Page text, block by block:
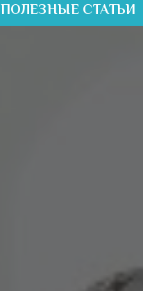
ПОЛЕЗНЫЕ СТАТЬИ